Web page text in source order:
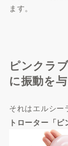
ます。
ピンクラ
に振動を
それはエルシー
トローター「ピ